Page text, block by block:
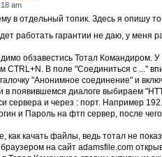
am
в отдельный топик. Здесь я опишу
работать гарантии не даю, у меня
обзавестись Тотал Командиром.
CTRL+N. В поле "Соединиться с ..."
"Анонимное соединение" и
в появившемся диалоге выбираем
сервера и через : порт. Например
и Пароль на фтп сервер, после
как качать файлы, ведь тотал не
на сайт adamsfile.com